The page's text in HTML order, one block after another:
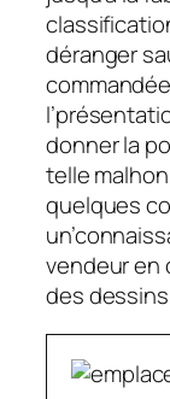
déranger
donner la
telle
quelques
vendeur en
des